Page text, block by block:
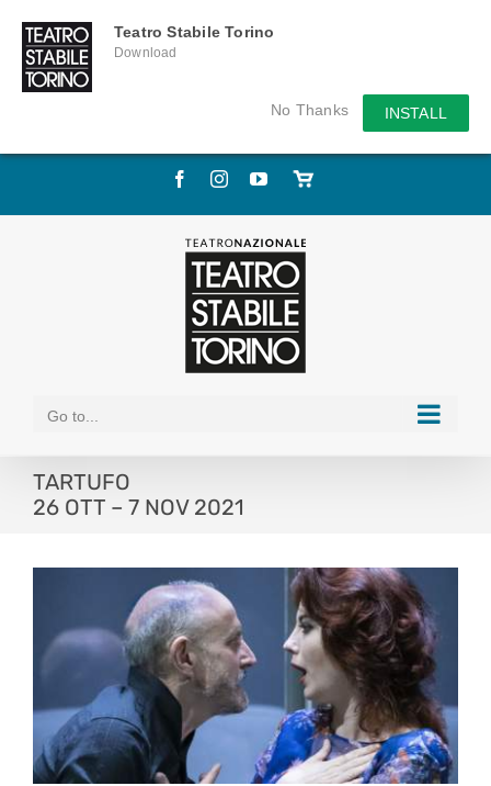
Teatro Stabile Torino
Download
No Thanks INSTALL
Skip
FacebookInstagramYouTube
Store
Go to...
TARTUFO
26 OTT – 7 NOV 2021